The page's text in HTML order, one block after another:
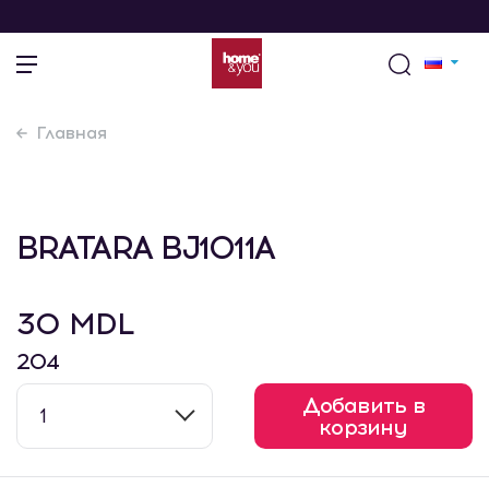
Главная
BRATARA BJ1011A
30 MDL
204
1
Добавить в
корзину